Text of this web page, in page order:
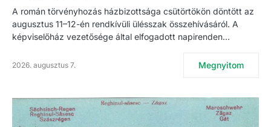
A román törvényhozás házbizottsága csütörtökön döntött az
augusztus 11–12-én rendkívüli ülésszak összehívásáról. A
képviselőház vezetősége által elfogadott napirenden…
2026. augusztus 7. Megnyitom